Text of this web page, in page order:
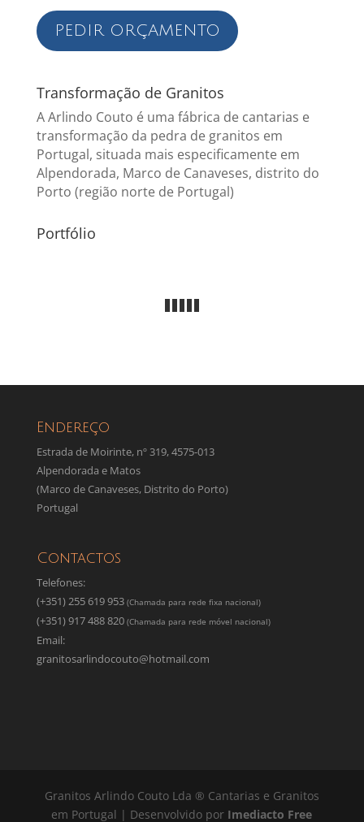
PEDIR ORÇAMENTO
Transformação de Granitos
A Arlindo Couto é uma fábrica de cantarias e
transformação da pedra de granitos em
Portugal, situada mais especificamente em
Alpendorada, Marco de Canaveses, distrito do
Porto (região norte de Portugal)
Portfólio
Endereço
Estrada de Moirinte, nº 319, 4575-013
Alpendorada e Matos
(Marco de Canaveses, Distrito do Porto)
Portugal
Contactos
Telefones:
(+351) 255 619 953 (Chamada para rede fixa nacional)
(+351) 917 488 820 (Chamada para rede móvel nacional)
Email:
granitosarlindocouto@hotmail.com
Granitos Arlindo Couto Lda ® Cantarias e Granitos
em Portugal | Desenvolvido por Imediacto Free